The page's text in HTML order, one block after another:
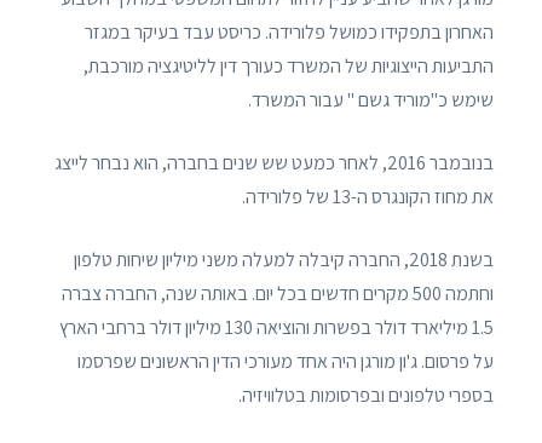
האחרון בתפקידו כמושל פלורידה. כריסט עבד בעיקר במגזר
התביעות הייצוגיות של המשרד כעורך דין לליטיגציה מורכבת,
שימש כ"מוריד גשם " עבור המשרד.
בנובמבר 2016, לאחר כמעט שש שנים בחברה, הוא נבחר לייצג
את מחוז הקונגרס ה-13 של פלורידה.
בשנת 2018, החברה קיבלה למעלה משני מיליון שיחות טלפון
וחתמה 500 מקרים חדשים בכל יום. באותה שנה, החברה צברה
1.5 מיליארד דולר בפשרות והוציאה 130 מיליון דולר ברחבי הארץ
על פרסום. ג'ון מורגן היה אחד מעורכי הדין הראשונים שפרסמו
בספרי טלפונים ובפרסומות בטלוויזיה.